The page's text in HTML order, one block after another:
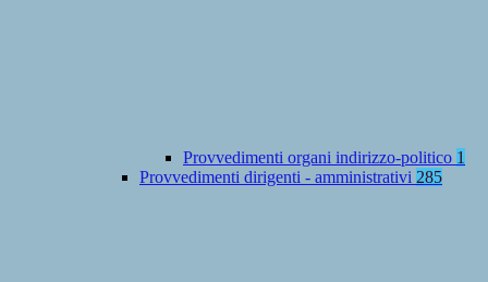
Provvedimenti organi indirizzo-politico 1
Provvedimenti dirigenti - amministrativi 285